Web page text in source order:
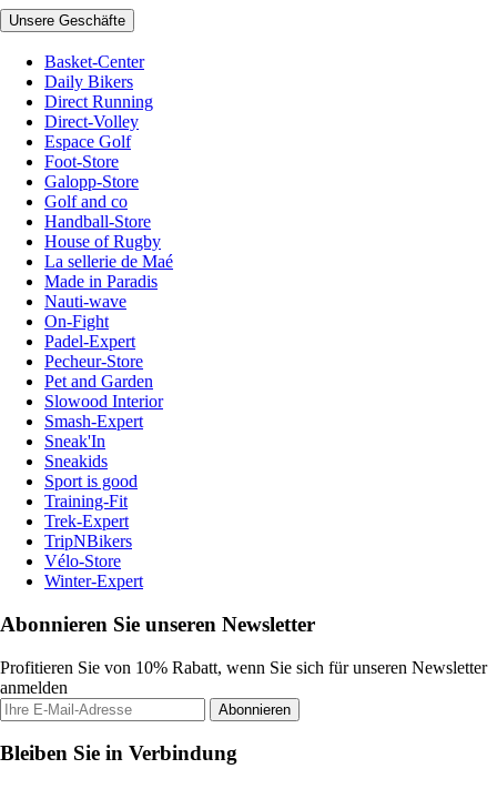
Unsere Geschäfte
Basket-Center
Daily Bikers
Direct Running
Direct-Volley
Espace Golf
Foot-Store
Galopp-Store
Golf and co
Handball-Store
House of Rugby
La sellerie de Maé
Made in Paradis
Nauti-wave
On-Fight
Padel-Expert
Pecheur-Store
Pet and Garden
Slowood Interior
Smash-Expert
Sneak'In
Sneakids
Sport is good
Training-Fit
Trek-Expert
TripNBikers
Vélo-Store
Winter-Expert
Abonnieren Sie unseren Newsletter
Profitieren Sie von 10% Rabatt, wenn Sie sich für unseren Newsletter
anmelden
Abonnieren
Bleiben Sie in Verbindung